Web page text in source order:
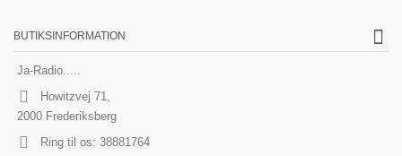
BUTIKSINFORMATION
Ja-Radio.....
Howitzvej 71,
2000 Frederiksberg
Ring til os: 38881764